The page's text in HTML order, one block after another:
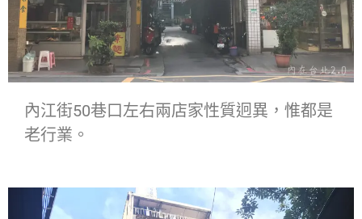
內江街50巷口左右兩店家性質迥異，惟都是
老行業。